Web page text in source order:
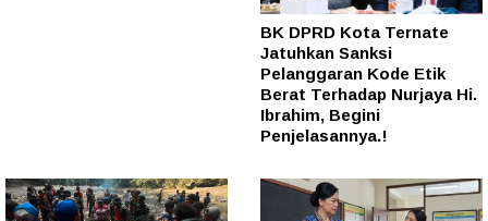
BK DPRD Kota Ternate
Jatuhkan Sanksi
Pelanggaran Kode Etik
Berat Terhadap Nurjaya Hi.
Ibrahim, Begini
Penjelasannya.!